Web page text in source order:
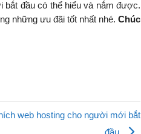
bắt đầu có thể hiểu và nắm được.
những ưu đãi tốt nhất nhé. Chúc
web hosting cho người mới bắt
đầu